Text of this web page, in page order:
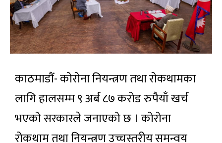
काठमाडौं- कोरोना नियन्त्रण तथा रोकथामका
लागि हालसम्म ९ अर्ब ८७ करोड रुपैयाँ खर्च
भएको सरकारले जनाएको छ । कोरोना
रोकथाम तथा नियन्त्रण उच्चस्तरीय समन्वय